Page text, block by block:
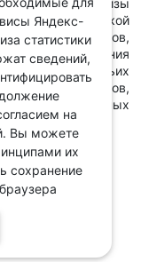
экспертизы
Свердловской
документов,
проведения
охотничьих
ресурсов,
природных
Яндекс-
статистики
сведений,
на
Вы можете
их
сохранение
в рабочие